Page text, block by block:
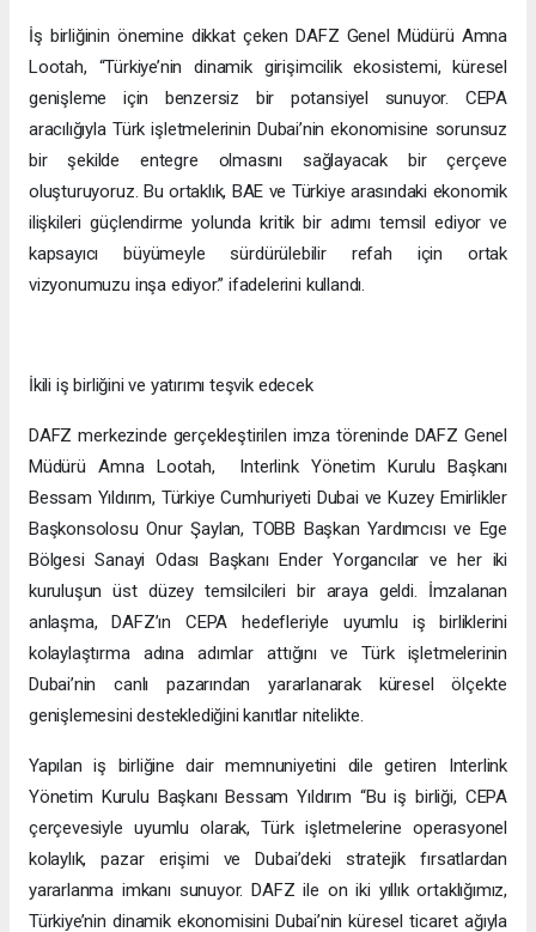
İş birliğinin önemine dikkat çeken DAFZ Genel Müdürü Amna
Lootah, “Türkiye’nin dinamik girişimcilik ekosistemi, küresel
genişleme için benzersiz bir potansiyel sunuyor. CEPA
aracılığıyla Türk işletmelerinin Dubai’nin ekonomisine sorunsuz
bir şekilde entegre olmasını sağlayacak bir çerçeve
oluşturuyoruz. Bu ortaklık, BAE ve Türkiye arasındaki ekonomik
ilişkileri güçlendirme yolunda kritik bir adımı temsil ediyor ve
kapsayıcı büyümeyle sürdürülebilir refah için ortak
vizyonumuzu inşa ediyor.” ifadelerini kullandı.
İkili iş birliğini ve yatırımı teşvik edecek
DAFZ merkezinde gerçekleştirilen imza töreninde DAFZ Genel
Müdürü Amna Lootah, Interlink Yönetim Kurulu Başkanı
Bessam Yıldırım, Türkiye Cumhuriyeti Dubai ve Kuzey Emirlikler
Başkonsolosu Onur Şaylan, TOBB Başkan Yardımcısı ve Ege
Bölgesi Sanayi Odası Başkanı Ender Yorgancılar ve her iki
kuruluşun üst düzey temsilcileri bir araya geldi. İmzalanan
anlaşma, DAFZ’ın CEPA hedefleriyle uyumlu iş birliklerini
kolaylaştırma adına adımlar attığını ve Türk işletmelerinin
Dubai’nin canlı pazarından yararlanarak küresel ölçekte
genişlemesini desteklediğini kanıtlar nitelikte.
Yapılan iş birliğine dair memnuniyetini dile getiren Interlink
Yönetim Kurulu Başkanı Bessam Yıldırım “Bu iş birliği, CEPA
çerçevesiyle uyumlu olarak, Türk işletmelerine operasyonel
kolaylık, pazar erişimi ve Dubai’deki stratejik fırsatlardan
yararlanma imkanı sunuyor. DAFZ ile on iki yıllık ortaklığımız,
Türkiye’nin dinamik ekonomisini Dubai’nin küresel ticaret ağıyla